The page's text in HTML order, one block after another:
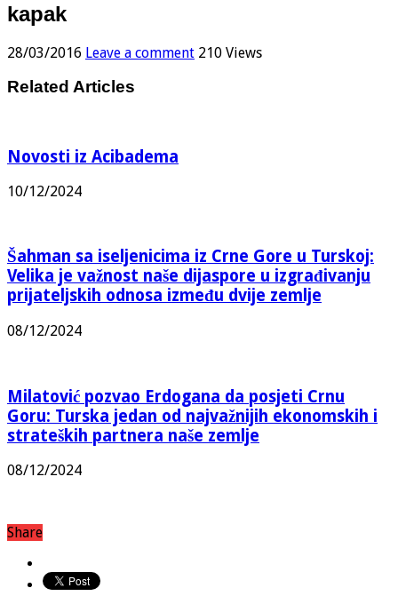
kapak
28/03/2016 Leave a comment 210 Views
Related Articles
Novosti iz Acibadema
10/12/2024
Šahman sa iseljenicima iz Crne Gore u Turskoj:
Velika je važnost naše dijaspore u izgrađivanju
prijateljskih odnosa između dvije zemlje
08/12/2024
Milatović pozvao Erdogana da posjeti Crnu
Goru: Turska jedan od najvažnijih ekonomskih i
strateških partnera naše zemlje
08/12/2024
Share